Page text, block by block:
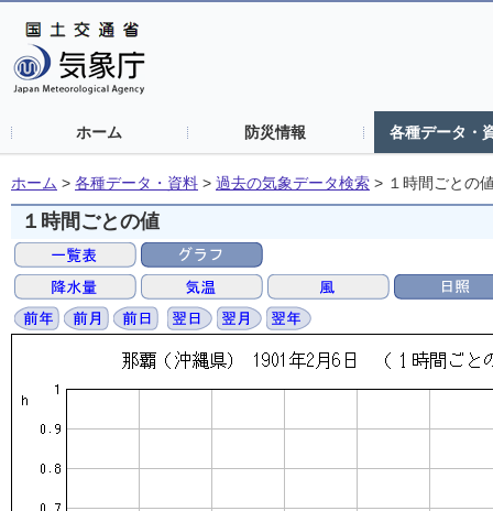
ホーム 防災情報 各種データ・
ホーム > 各種データ・資料 > 過去の気象データ検索 > １時間ごとの
１時間ごとの値